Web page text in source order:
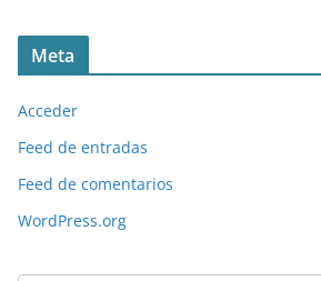
Meta
Acceder
Feed de entradas
Feed de comentarios
WordPress.org